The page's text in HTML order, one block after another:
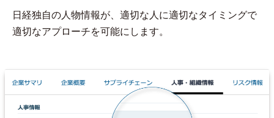
日経独自の人物情報が、適切な人に適切なタイミングで
適切なアプローチを可能にします。